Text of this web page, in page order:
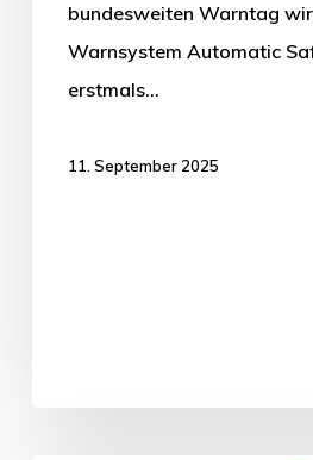
bundesweiten Warntag
Warnsystem Automatic
erstmals…
11. September 2025